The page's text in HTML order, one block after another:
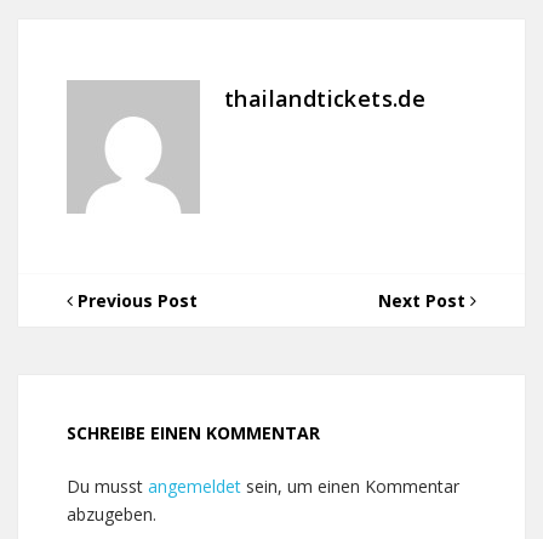
thailandtickets.de
Previous Post Next Post
SCHREIBE EINEN KOMMENTAR
Du musst angemeldet sein, um einen Kommentar
abzugeben.